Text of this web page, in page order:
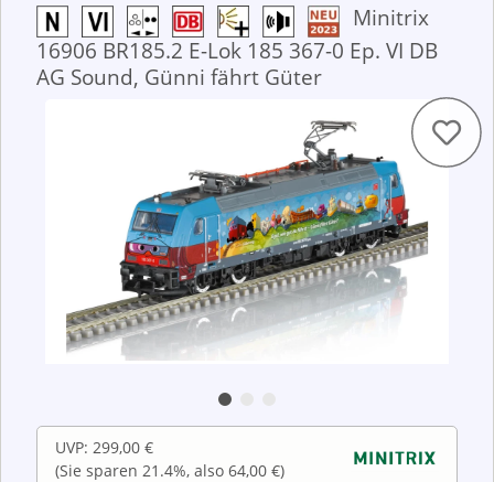
Minitrix
16906 BR185.2 E-Lok 185 367-0 Ep. VI DB
AG Sound, Günni fährt Güter
UVP: 299,00 €
(Sie sparen 21.4%, also 64,00 €)